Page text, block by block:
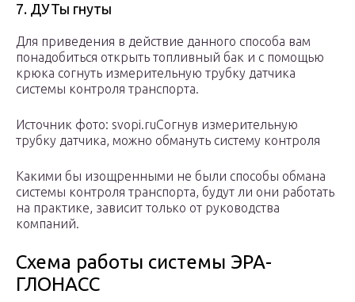
7. ДУТы гнуты
Для приведения в действие данного способа вам
понадобиться открыть топливный бак и с помощью
крюка согнуть измерительную трубку датчика
системы контроля транспорта.
Источник фото: svopi.ruСогнув измерительную
трубку датчика, можно обмануть систему контроля
Какими бы изощренными не были способы обмана
системы контроля транспорта, будут ли они работать
на практике, зависит только от руководства
компаний.
Схема работы системы ЭРА-
ГЛОНАСС